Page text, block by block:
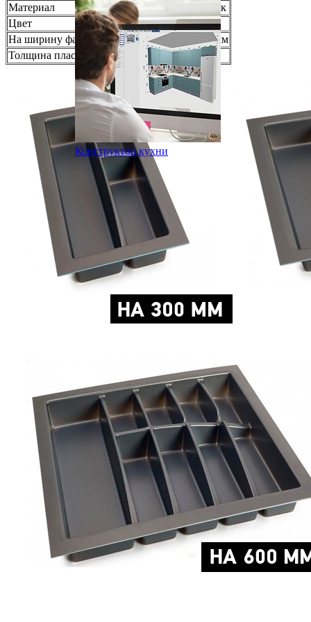
Конструктор кухни
Материал
Высокопрочный пластик
Цвет
Антрацит
На ширину фасада 300, 400, 450, 600, 900 мм
Толщина пластика
3 мм